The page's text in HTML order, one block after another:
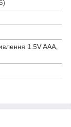
1.5V AAA,